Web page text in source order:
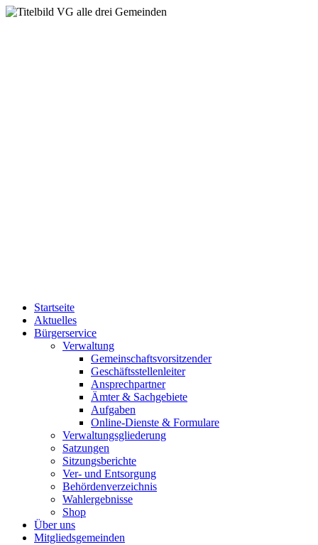
Startseite
Aktuelles
Bürgerservice
Verwaltung
Gemeinschaftsvorsitzender
Geschäftsstellenleiter
Ansprechpartner
Ämter & Sachgebiete
Aufgaben
Online-Dienste & Formulare
Verwaltungsgliederung
Satzungen
Sitzungsberichte
Ver- und Entsorgung
Behördenverzeichnis
Wahlergebnisse
Shop
Über uns
Mitgliedsgemeinden